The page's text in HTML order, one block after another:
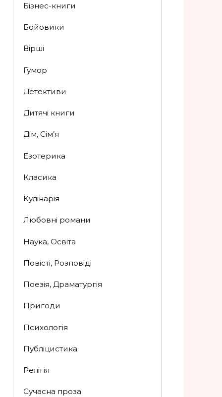
Бізнес-книги
Бойовики
Вірші
Гумор
Детективи
Дитячі книги
Дім, Сім’я
Езотерика
Класика
Кулінарія
Любовні романи
Наука, Освіта
Повісті, Розповіді
Поезія, Драматургія
Пригоди
Психологія
Публіцистика
Релігія
Сучасна проза